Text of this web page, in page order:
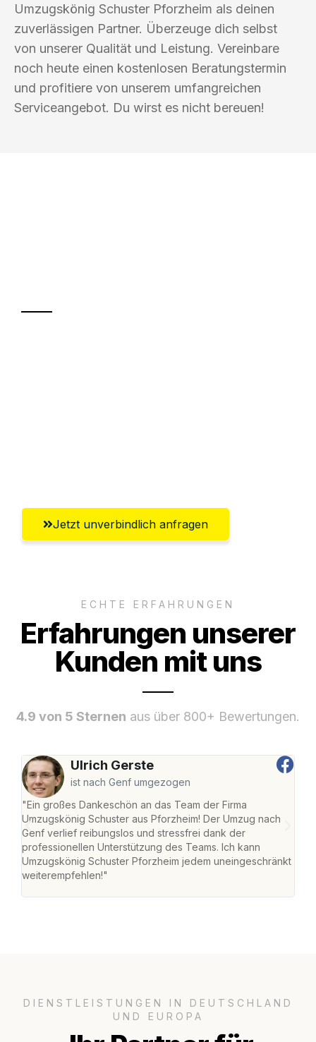
Umzugskönig Schuster Pforzheim als deinen
zuverlässigen Partner. Überzeuge dich selbst
von unserer Qualität und Leistung. Vereinbare
noch heute einen kostenlosen Beratungstermin
und profitiere von unserem umfangreichen
Serviceangebot. Du wirst es nicht bereuen!
Jetzt unverbindlich anfragen
ECHTE ERFAHRUNGEN
Erfahrungen unserer
Kunden mit uns
4.9 von 5 Sternen aus über 800+ Bewertungen.
Ulrich Gerste
ist nach Genf umgezogen
"Ein großes Dankeschön an das Team der Firma
Umzugskönig Schuster aus Pforzheim! Der Umzug nach
Genf verlief reibungslos und stressfrei dank der
professionellen Unterstützung des Teams. Ich kann
Umzugskönig Schuster Pforzheim jedem uneingeschränkt
weiterempfehlen!"
DIENSTLEISTUNGEN IN DEUTSCHLAND
UND EUROPA